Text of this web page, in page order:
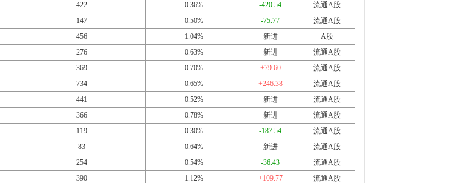
422 0.36% -420.54
流通A股
147 0.50% -75.77
流通A股
456 1.04% 新进
A股
276 0.63% 新进
流通A股
369 0.70% +79.60
流通A股
734 0.65% +246.38
流通A股
441 0.52% 新进
流通A股
366 0.78% 新进
流通A股
119 0.30% -187.54
流通A股
83 0.64% 新进
流通A股
254 0.54% -36.43
流通A股
390 1.12% +109.77
流通A股